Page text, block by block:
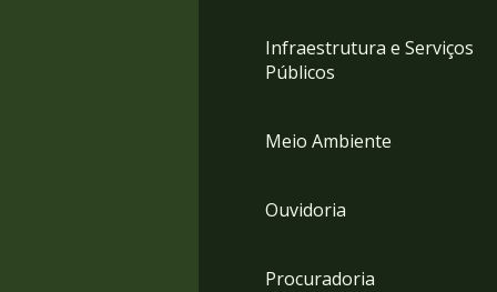
Infraestrutura e Serviços
Públicos
Meio Ambiente
Ouvidoria
Procuradoria